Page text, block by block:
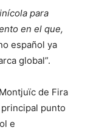
para
en el que,
español ya
global”.
de Fira
punto
e